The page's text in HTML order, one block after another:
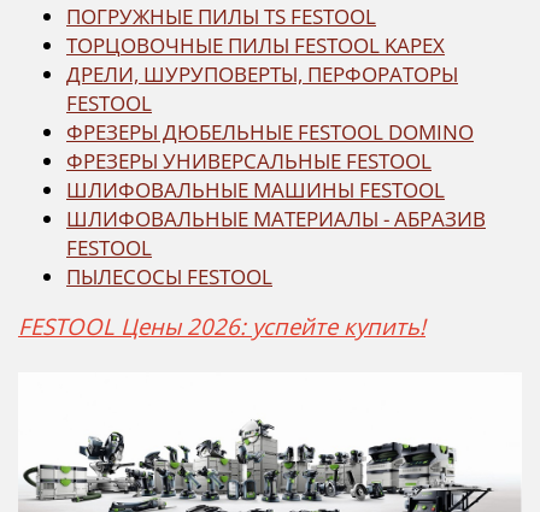
ПОГРУЖНЫЕ ПИЛЫ TS FESTOOL
ТОРЦОВОЧНЫЕ ПИЛЫ FESTOOL KAPEX
ДРЕЛИ, ШУРУПОВЕРТЫ, ПЕРФОРАТОРЫ
FESTOOL
ФРЕЗЕРЫ ДЮБЕЛЬНЫЕ FESTOOL DOMINO
ФРЕЗЕРЫ УНИВЕРСАЛЬНЫЕ FESTOOL
ШЛИФОВАЛЬНЫЕ МАШИНЫ FESTOOL
ШЛИФОВАЛЬНЫЕ МАТЕРИАЛЫ - АБРАЗИВ
FESTOOL
ПЫЛЕСОСЫ FESTOOL
FESTOOL Цены 2026: успейте купить!